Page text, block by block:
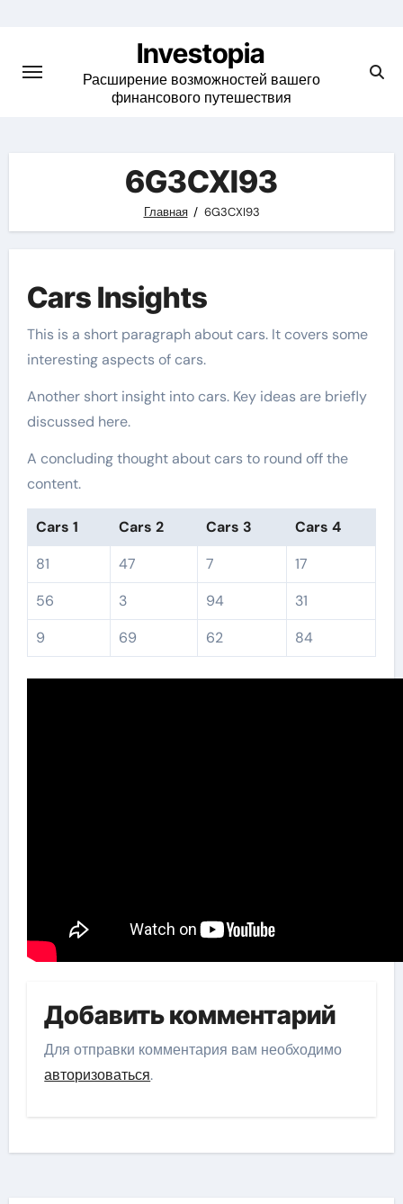
content
Investopia
Расширение возможностей вашего
финансового путешествия
6G3CXI93
Главная 6G3CXI93
Cars Insights
This is a short paragraph about cars. It covers some
interesting aspects of cars.
Another short insight into cars. Key ideas are briefly
discussed here.
A concluding thought about cars to round off the
content.
Cars 1 Cars 2 Cars 3
Cars 4
81
47 7
17
56
3 94
31
9
69 62 84
Добавить комментарий
Для отправки комментария вам необходимо
авторизоваться.